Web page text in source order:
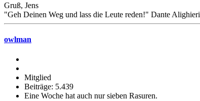
Gruß, Jens
"Geh Deinen Weg und lass die Leute reden!" Dante Alighieri
owlman
Mitglied
Beiträge: 5.439
Eine Woche hat auch nur sieben Rasuren.